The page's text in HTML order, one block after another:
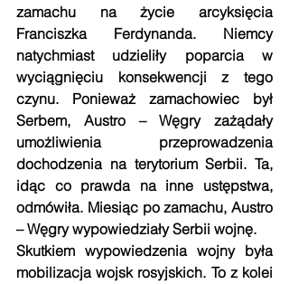
zamachu na życie arcyksięcia
Franciszka Ferdynanda. Niemcy
natychmiast udzieliły poparcia w
wyciągnięciu konsekwencji z tego
czynu. Ponieważ zamachowiec był
Serbem, Austro – Węgry zażądały
umożliwienia przeprowadzenia
dochodzenia na terytorium Serbii. Ta,
idąc co prawda na inne ustępstwa,
odmówiła. Miesiąc po zamachu, Austro
– Węgry wypowiedziały Serbii wojnę.
Skutkiem wypowiedzenia wojny była
mobilizacja wojsk rosyjskich. To z kolei